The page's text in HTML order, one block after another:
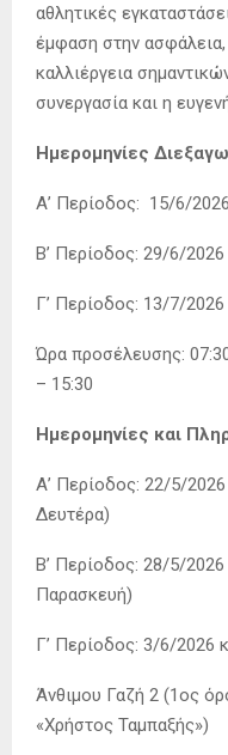
αθλητικές
έμφαση στην
καλλιέργεια
συνεργασία και η
Ημερομηνίες
Α’ Περίοδος: 15/6/
Β’ Περίοδος: 29/6/
Γ’ Περίοδος: 13/7/
Ώρα προσέλευσης:
– 15:30
Ημερομηνίες και
Α’ Περίοδος: 22/5/
Δευτέρα)
Β’ Περίοδος: 28/5/
Παρασκευή)
Γ’ Περίοδος: 3/6/2026
Άνθιμου Γαζή 2 (1ος
«Χρήστος Ταμπαξής»)